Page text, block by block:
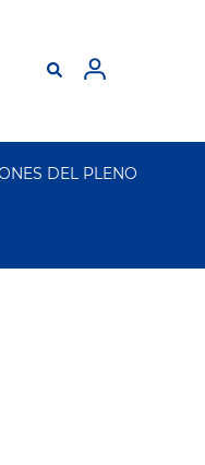
DEL PLENO